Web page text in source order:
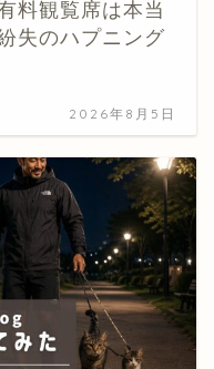
料観覧席は本当
失のハプニング
2026年8月5日